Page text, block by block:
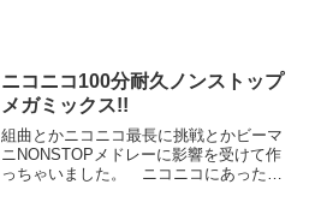
ニコニコ100分耐久ノンストップ
メガミックス!!
組曲とかニコニコ最長に挑戦とかビーマ
ニNONSTOPメドレーに影響を受けて作
っちゃいました。 ニコニコにあった曲